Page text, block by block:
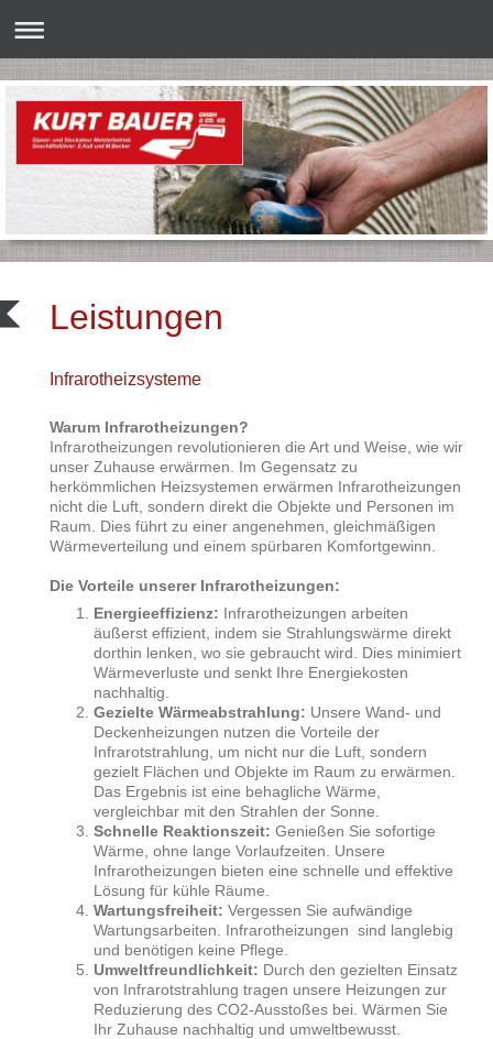
Leistungen
Infrarotheizsysteme
Warum Infrarotheizungen?
Infrarotheizungen revolutionieren die Art und Weise, wie wir
unser Zuhause erwärmen. Im Gegensatz zu
herkömmlichen Heizsystemen erwärmen Infrarotheizungen
nicht die Luft, sondern direkt die Objekte und Personen im
Raum. Dies führt zu einer angenehmen, gleichmäßigen
Wärmeverteilung und einem spürbaren Komfortgewinn.
Die Vorteile unserer Infrarotheizungen:
Energieeffizienz: Infrarotheizungen arbeiten
äußerst effizient, indem sie Strahlungswärme direkt
dorthin lenken, wo sie gebraucht wird. Dies minimiert
Wärmeverluste und senkt Ihre Energiekosten
nachhaltig.
Gezielte Wärmeabstrahlung: Unsere Wand- und
Deckenheizungen nutzen die Vorteile der
Infrarotstrahlung, um nicht nur die Luft, sondern
gezielt Flächen und Objekte im Raum zu erwärmen.
Das Ergebnis ist eine behagliche Wärme,
vergleichbar mit den Strahlen der Sonne.
Schnelle Reaktionszeit: Genießen Sie sofortige
Wärme, ohne lange Vorlaufzeiten. Unsere
Infrarotheizungen bieten eine schnelle und effektive
Lösung für kühle Räume.
Wartungsfreiheit: Vergessen Sie aufwändige
Wartungsarbeiten. Infrarotheizungen sind langlebig
und benötigen keine Pflege.
Umweltfreundlichkeit: Durch den gezielten Einsatz
von Infrarotstrahlung tragen unsere Heizungen zur
Reduzierung des CO2-Ausstoßes bei. Wärmen Sie
Ihr Zuhause nachhaltig und umweltbewusst.